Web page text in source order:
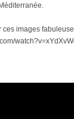
ces images